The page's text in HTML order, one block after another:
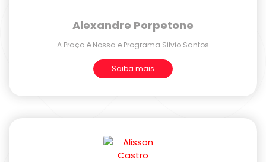
Alexandre Porpetone
A Praça é Nossa e Programa Silvio Santos
Saiba mais